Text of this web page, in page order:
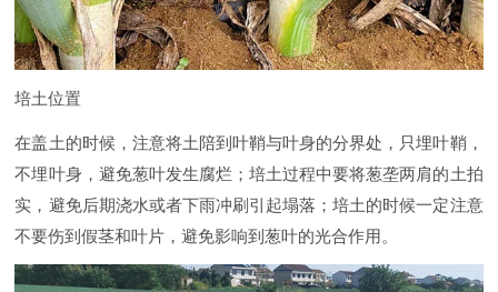
培土位置
在盖土的时候，注意将土陪到叶鞘与叶身的分界处，只埋叶鞘，
不埋叶身，避免葱叶发生腐烂；培土过程中要将葱垄两肩的土拍
实，避免后期浇水或者下雨冲刷引起塌落；培土的时候一定注意
不要伤到假茎和叶片，避免影响到葱叶的光合作用。